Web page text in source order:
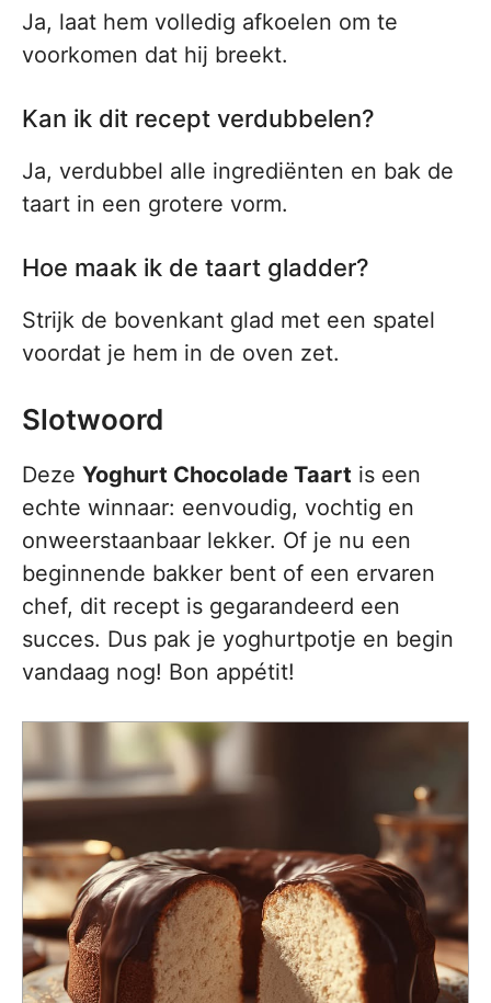
Ja, laat hem volledig afkoelen om te
voorkomen dat hij breekt.
Kan ik dit recept verdubbelen?
Ja, verdubbel alle ingrediënten en bak de
taart in een grotere vorm.
Hoe maak ik de taart gladder?
Strijk de bovenkant glad met een spatel
voordat je hem in de oven zet.
Slotwoord
Deze Yoghurt Chocolade Taart is een
echte winnaar: eenvoudig, vochtig en
onweerstaanbaar lekker. Of je nu een
beginnende bakker bent of een ervaren
chef, dit recept is gegarandeerd een
succes. Dus pak je yoghurtpotje en begin
vandaag nog! Bon appétit!